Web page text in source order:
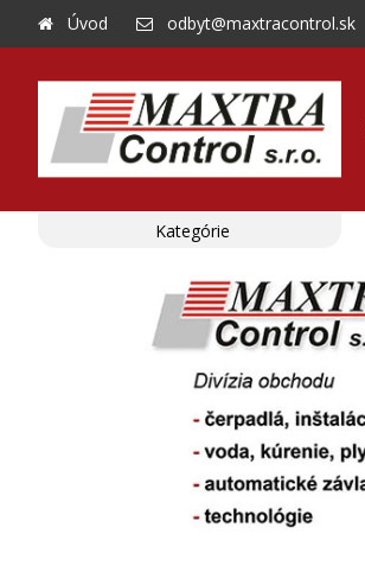
Úvod odbyt@maxtracontrol.sk
Kategórie